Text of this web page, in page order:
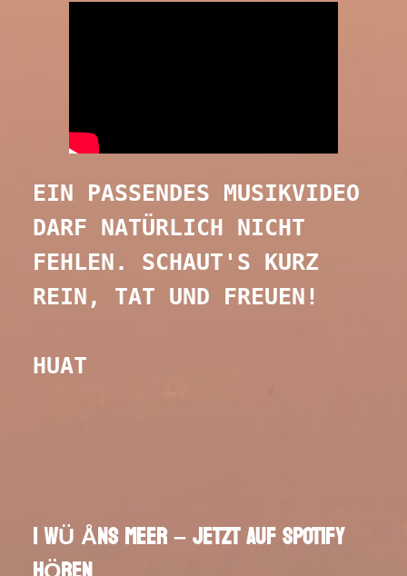
EIN PASSENDES MUSIKVIDEO
DARF NATÜRLICH NICHT
FEHLEN. SCHAUT'S KURZ
REIN, TAT UND FREUEN!
HUAT
I WÜ ÅNS MEER – JETZT AUF SPOTIFY